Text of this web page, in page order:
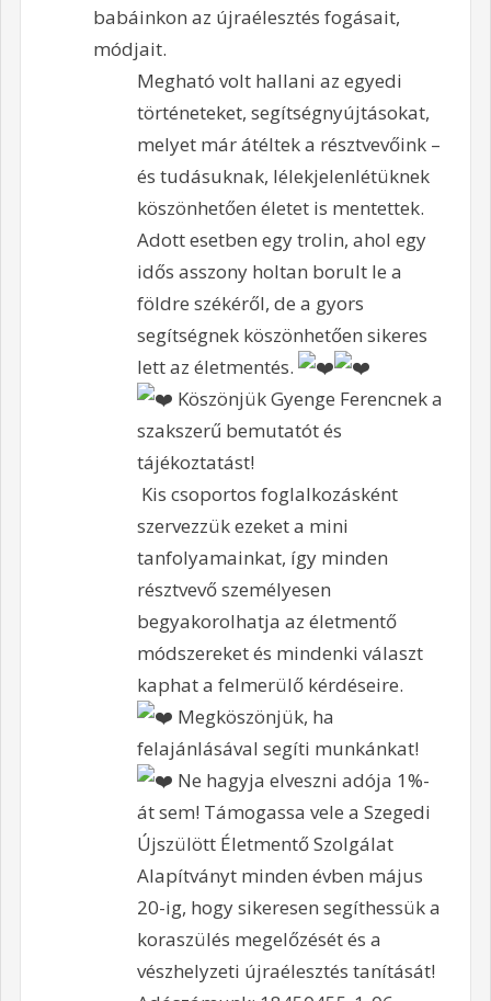
babáinkon az újraélesztés fogásait,
módjait.
Megható volt hallani az egyedi
történeteket, segítségnyújtásokat,
melyet már átéltek a résztvevőink –
és tudásuknak, lélekjelenlétüknek
köszönhetően életet is mentettek.
Adott esetben egy trolin, ahol egy
idős asszony holtan borult le a
földre székéről, de a gyors
segítségnek köszönhetően sikeres
lett az életmentés.
Köszönjük Gyenge Ferencnek a
szakszerű bemutatót és
tájékoztatást!
Kis csoportos foglalkozásként
szervezzük ezeket a mini
tanfolyamainkat, így minden
résztvevő személyesen
begyakorolhatja az életmentő
módszereket és mindenki választ
kaphat a felmerülő kérdéseire.
Megköszönjük, ha
felajánlásával segíti munkánkat!
Ne hagyja elveszni adója 1%-
át sem! Támogassa vele a Szegedi
Újszülött Életmentő Szolgálat
Alapítványt minden évben május
20-ig, hogy sikeresen segíthessük a
koraszülés megelőzését és a
vészhelyzeti újraélesztés tanítását!